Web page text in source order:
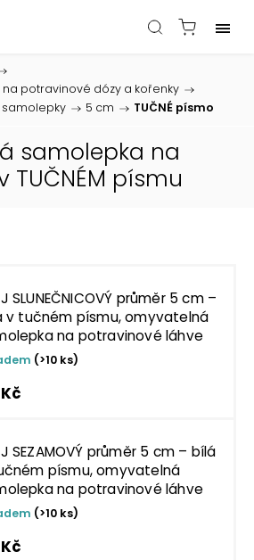
na potravinové dózy a kořenky /
samolepky / 5 cm / TUČNÉ písmo
samolepka na
TUČNÉM písmu
SLUNEČNICOVÝ průměr 5 cm –
v tučném písmu, omyvatelná
na potravinové láhve
(>10 ks)
SEZAMOVÝ průměr 5 cm – bílá
písmu, omyvatelná
na potravinové láhve
(>10 ks)